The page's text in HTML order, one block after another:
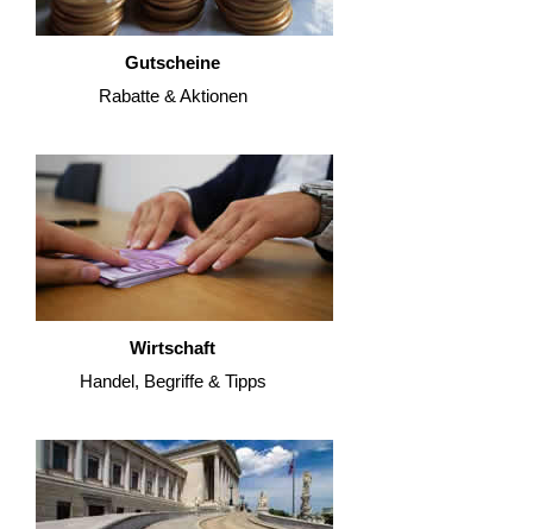
Gutscheine
Rabatte & Aktionen
Wirtschaft
Handel, Begriffe & Tipps